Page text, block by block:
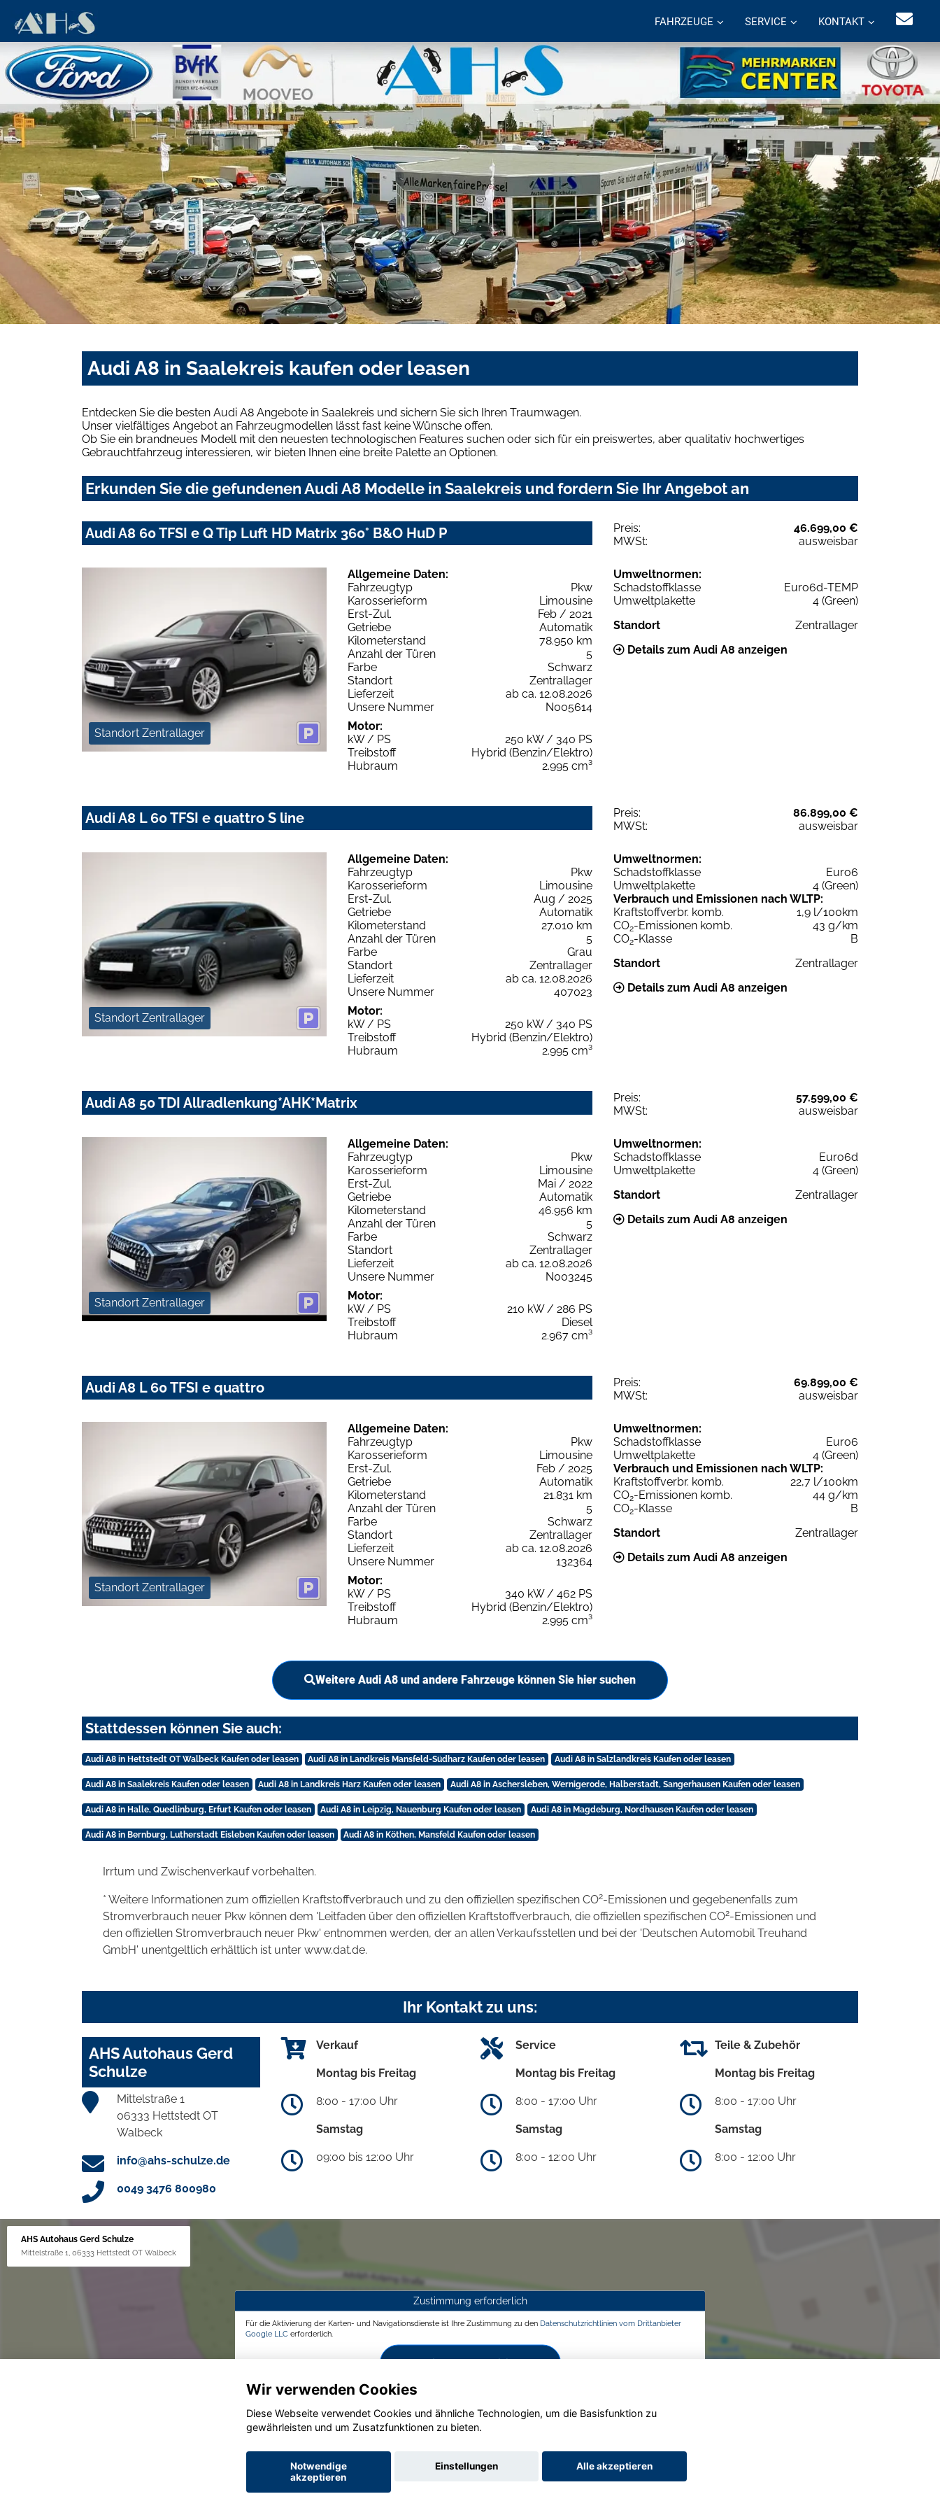
FAHRZEUGE SERVICE KONTAKT
Audi A8 in Saalekreis kaufen oder leasen
Entdecken Sie die besten Audi A8 Angebote in Saalekreis und sichern Sie sich Ihren Traumwagen.
Unser vielfältiges Angebot an Fahrzeugmodellen lässt fast keine Wünsche offen.
Ob Sie ein brandneues Modell mit den neuesten technologischen Features suchen oder sich für ein preiswertes, aber qualitativ hochwertiges
Gebrauchtfahrzeug interessieren, wir bieten Ihnen eine breite Palette an Optionen.
Erkunden Sie die gefundenen Audi A8 Modelle in Saalekreis und fordern Sie Ihr Angebot an
Audi A8 60 TFSI e Q Tip Luft HD Matrix 360° B&O HuD P Preis:
46.699,00 €
MWSt:
ausweisbar
Standort Zentrallager
Allgemeine Daten:
Fahrzeugtyp
Pkw
Karosserieform
Limousine
Erst-Zul.
Feb / 2021
Getriebe
Automatik
Kilometerstand
78.950 km
Anzahl der Türen
5
Farbe
Schwarz
Standort
Zentrallager
Lieferzeit
ab ca. 12.08.2026
Unsere Nummer
N005614
Motor:
kW / PS
250 kW / 340 PS
Treibstoff
Hybrid (Benzin/Elektro)
Hubraum
2.995 cm³
Umweltnormen:
Schadstoffklasse
Euro6d-TEMP
Umweltplakette
4 (Green)
Standort
Zentrallager
Details zum Audi A8 anzeigen
Audi A8 L 60 TFSI e quattro S line Preis:
86.899,00 €
MWSt:
ausweisbar
Standort Zentrallager
Allgemeine Daten:
Fahrzeugtyp
Pkw
Karosserieform
Limousine
Erst-Zul.
Aug / 2025
Getriebe
Automatik
Kilometerstand
27.010 km
Anzahl der Türen
5
Farbe
Grau
Standort
Zentrallager
Lieferzeit
ab ca. 12.08.2026
Unsere Nummer
407023
Motor:
kW / PS
250 kW / 340 PS
Treibstoff
Hybrid (Benzin/Elektro)
Hubraum
2.995 cm³
Umweltnormen:
Schadstoffklasse
Euro6
Umweltplakette
4 (Green)
Verbrauch und Emissionen nach WLTP:
Kraftstoffverbr. komb.
1,9 l/100km
CO2-Emissionen komb.
43 g/km
CO2-Klasse
B
Standort
Zentrallager
Details zum Audi A8 anzeigen
Audi A8 50 TDI Allradlenkung*AHK*Matrix Preis:
57.599,00 €
MWSt:
ausweisbar
Standort Zentrallager
Allgemeine Daten:
Fahrzeugtyp
Pkw
Karosserieform
Limousine
Erst-Zul.
Mai / 2022
Getriebe
Automatik
Kilometerstand
46.956 km
Anzahl der Türen
5
Farbe
Schwarz
Standort
Zentrallager
Lieferzeit
ab ca. 12.08.2026
Unsere Nummer
N003245
Motor:
kW / PS
210 kW / 286 PS
Treibstoff
Diesel
Hubraum
2.967 cm³
Umweltnormen:
Schadstoffklasse
Euro6d
Umweltplakette
4 (Green)
Standort
Zentrallager
Details zum Audi A8 anzeigen
Audi A8 L 60 TFSI e quattro Preis:
69.899,00 €
MWSt:
ausweisbar
Standort Zentrallager
Allgemeine Daten:
Fahrzeugtyp
Pkw
Karosserieform
Limousine
Erst-Zul.
Feb / 2025
Getriebe
Automatik
Kilometerstand
21.831 km
Anzahl der Türen
5
Farbe
Schwarz
Standort
Zentrallager
Lieferzeit
ab ca. 12.08.2026
Unsere Nummer
132364
Motor:
kW / PS
340 kW / 462 PS
Treibstoff
Hybrid (Benzin/Elektro)
Hubraum
2.995 cm³
Umweltnormen:
Schadstoffklasse
Euro6
Umweltplakette
4 (Green)
Verbrauch und Emissionen nach WLTP:
Kraftstoffverbr. komb.
22,7 l/100km
CO2-Emissionen komb.
44 g/km
CO2-Klasse
B
Standort
Zentrallager
Details zum Audi A8 anzeigen
Weitere Audi A8 und andere Fahrzeuge können Sie hier suchen
Stattdessen können Sie auch:
Audi A8 in Hettstedt OT Walbeck Kaufen oder leasen Audi A8 in Landkreis Mansfeld-Südharz Kaufen oder leasen Audi A8 in Salzlandkreis Kaufen oder leasen
Audi A8 in Saalekreis Kaufen oder leasen Audi A8 in Landkreis Harz Kaufen oder leasen Audi A8 in Aschersleben, Wernigerode, Halberstadt, Sangerhausen Kaufen oder leasen
Audi A8 in Halle, Quedlinburg, Erfurt Kaufen oder leasen Audi A8 in Leipzig, Nauenburg Kaufen oder leasen Audi A8 in Magdeburg, Nordhausen Kaufen oder leasen
Audi A8 in Bernburg, Lutherstadt Eisleben Kaufen oder leasen Audi A8 in Köthen, Mansfeld Kaufen oder leasen
Irrtum und Zwischenverkauf vorbehalten.
* Weitere Informationen zum offiziellen Kraftstoffverbrauch und zu den offiziellen spezifischen CO2-Emissionen und gegebenenfalls zum
Stromverbrauch neuer Pkw können dem 'Leitfaden über den offiziellen Kraftstoffverbrauch, die offiziellen spezifischen CO2-Emissionen und
den offiziellen Stromverbrauch neuer Pkw' entnommen werden, der an allen Verkaufsstellen und bei der 'Deutschen Automobil Treuhand
GmbH' unentgeltlich erhältlich ist unter www.dat.de.
Ihr Kontakt zu uns:
AHS Autohaus Gerd
Schulze
Mittelstraße 1
06333 Hettstedt OT
Walbeck
info@ahs-schulze.de
0049 3476 800980
Verkauf
Montag bis Freitag
8:00 - 17:00 Uhr
Samstag
09:00 bis 12:00 Uhr
Service
Montag bis Freitag
8:00 - 17:00 Uhr
Samstag
8:00 - 12:00 Uhr
Teile & Zubehör
Montag bis Freitag
8:00 - 17:00 Uhr
Samstag
8:00 - 12:00 Uhr
AHS Autohaus Gerd Schulze
Mittelstraße 1, 06333 Hettstedt OT Walbeck
Zustimmung erforderlich
Für die Aktivierung der Karten- und Navigationsdienste ist Ihre Zustimmung zu den Datenschutzrichtlinien vom Drittanbieter
Google LLC erforderlich.
Wir verwenden Cookies
Diese Webseite verwendet Cookies und ähnliche Technologien, um die Basisfunktion zu
gewährleisten und um Zusatzfunktionen zu bieten.
Notwendige
akzeptieren
Einstellungen Alle akzeptieren